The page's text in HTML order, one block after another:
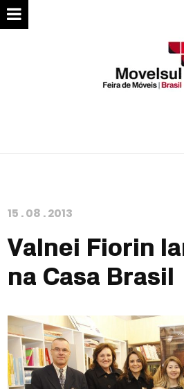
15 .08 .2013
Valnei Fiorin
na Casa Brasil